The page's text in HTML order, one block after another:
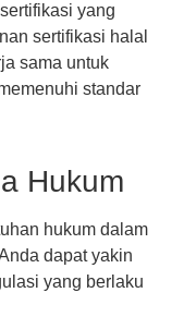
yang
sertifikasi halal
sama untuk
standar
Hukum
hukum dalam
dapat yakin
yang berlaku